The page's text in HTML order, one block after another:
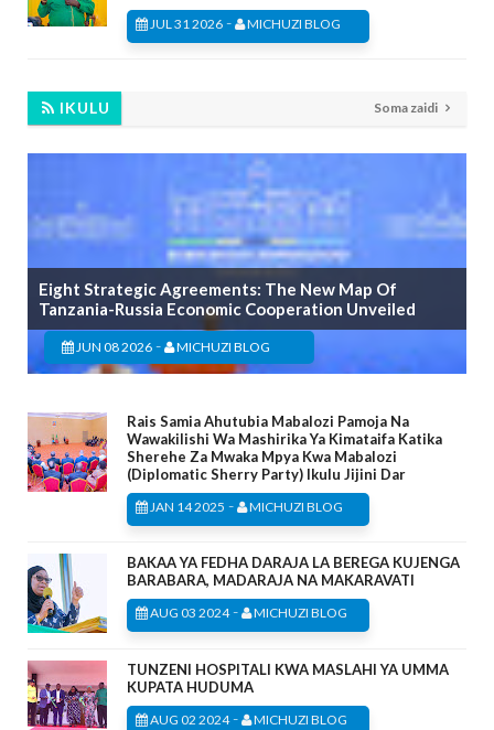
JUL 31 2026 - MICHUZI BLOG
IKULU Soma zaidi
Eight Strategic Agreements: The New Map Of
Tanzania-Russia Economic Cooperation Unveiled
JUN 08 2026 - MICHUZI BLOG
Rais Samia Ahutubia Mabalozi Pamoja Na
Wawakilishi Wa Mashirika Ya Kimataifa Katika
Sherehe Za Mwaka Mpya Kwa Mabalozi
(Diplomatic Sherry Party) Ikulu Jijini Dar
JAN 14 2025 - MICHUZI BLOG
BAKAA YA FEDHA DARAJA LA BEREGA KUJENGA
BARABARA, MADARAJA NA MAKARAVATI
AUG 03 2024- MICHUZI BLOG
TUNZENI HOSPITALI KWA MASLAHI YA UMMA
KUPATA HUDUMA
AUG 02 2024- MICHUZI BLOG